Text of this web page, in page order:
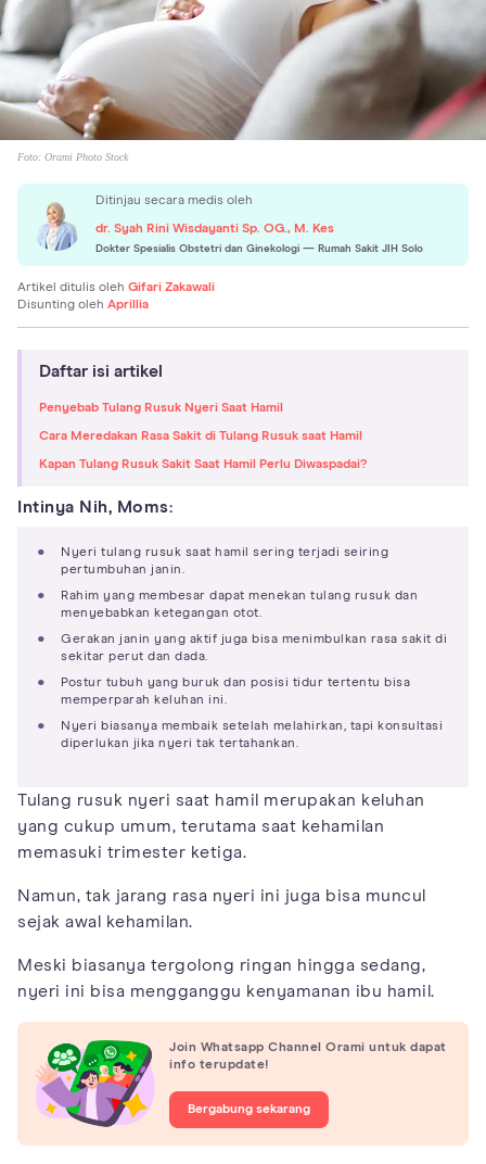
Foto: Orami Photo Stock
Ditinjau secara medis oleh
dr. Syah Rini Wisdayanti Sp. OG., M. Kes
Dokter Spesialis Obstetri dan Ginekologi — Rumah Sakit JIH Solo
Artikel ditulis oleh Gifari Zakawali
Disunting oleh Aprillia
Daftar isi artikel
Penyebab Tulang Rusuk Nyeri Saat Hamil
Cara Meredakan Rasa Sakit di Tulang Rusuk saat Hamil
Kapan Tulang Rusuk Sakit Saat Hamil Perlu Diwaspadai?
Intinya Nih, Moms:
Nyeri tulang rusuk saat hamil sering terjadi seiring
pertumbuhan janin.
Rahim yang membesar dapat menekan tulang rusuk dan
menyebabkan ketegangan otot.
Gerakan janin yang aktif juga bisa menimbulkan rasa sakit di
sekitar perut dan dada.
Postur tubuh yang buruk dan posisi tidur tertentu bisa
memperparah keluhan ini.
Nyeri biasanya membaik setelah melahirkan, tapi konsultasi
diperlukan jika nyeri tak tertahankan.
Tulang rusuk nyeri saat hamil merupakan keluhan
yang cukup umum, terutama saat kehamilan
memasuki trimester ketiga.
Namun, tak jarang rasa nyeri ini juga bisa muncul
sejak awal kehamilan.
Meski biasanya tergolong ringan hingga sedang,
nyeri ini bisa mengganggu kenyamanan ibu hamil.
Join Whatsapp Channel Orami untuk dapat
info terupdate!
Bergabung sekarang